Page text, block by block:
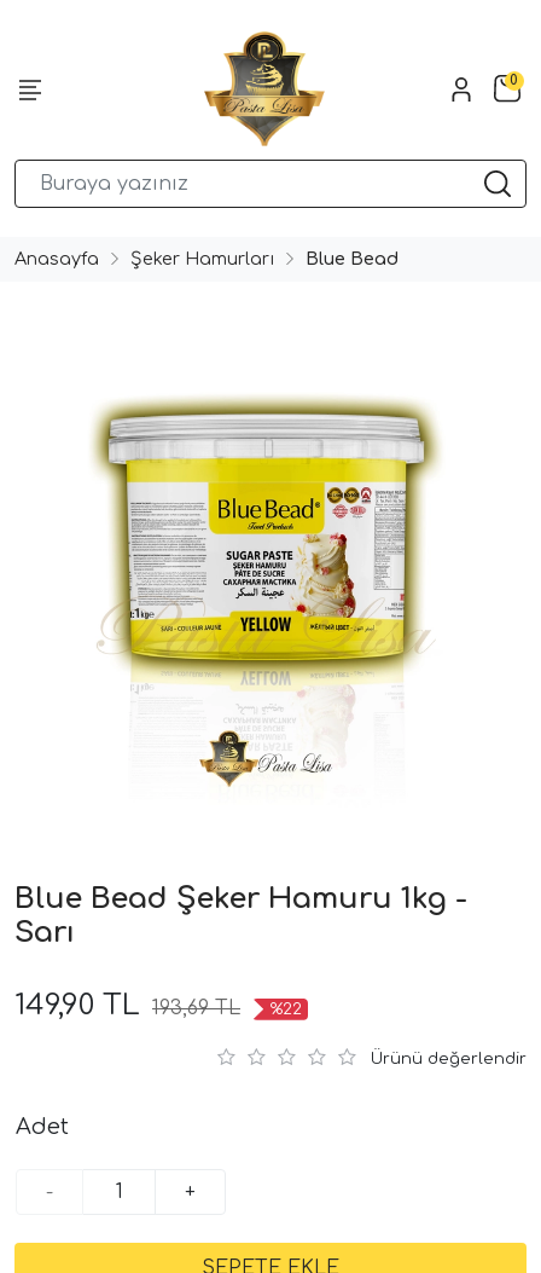
0
Anasayfa Şeker Hamurları Blue Bead
Blue Bead Şeker Hamuru 1kg -
Sarı
149,90 TL 193,69 TL %22
Ürünü değerlendir
Adet
- +